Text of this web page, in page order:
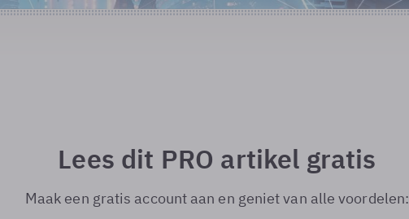
Lees dit PRO artikel gratis
Maak een gratis account aan en geniet van alle voordelen: